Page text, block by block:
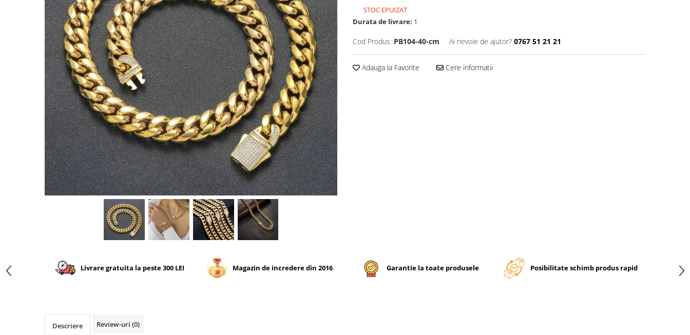
CEASURI DAMA
STOC EPUIZAT
Durata de livrare: 1
Cod Produs: PB104-40-cm Ai nevoie de ajutor? 0767 51 21 21
Adauga la Favorite Cere informatii
Livrare gratuita la peste 300 LEI Magazin de incredere din 2016 Garantie la toate produsele Posibilitate schimb produs rapid
Descriere Review-uri (0)